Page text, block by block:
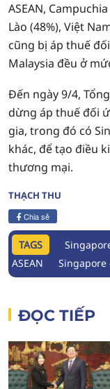
ASEAN,
Lào (48%), Việt
cũng bị áp thuế
Malaysia đều ở
Đến ngày 9/4,
dừng áp thuế đối
gia, trong đó có
khác, để tạo điều
thương mại.
THẠCH THU
Chia sẻ
TAGS
ASEAN
Singapore
ĐỌC TIẾP